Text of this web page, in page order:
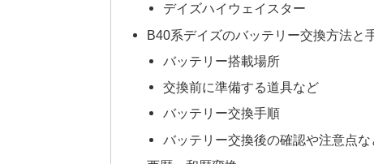
デイズハイウェイスター
B40系デイズのバッテリー交換方法と
バッテリー搭載場所
交換前に準備する道具など
バッテリー交換手順
バッテリー交換後の確認や注意点な